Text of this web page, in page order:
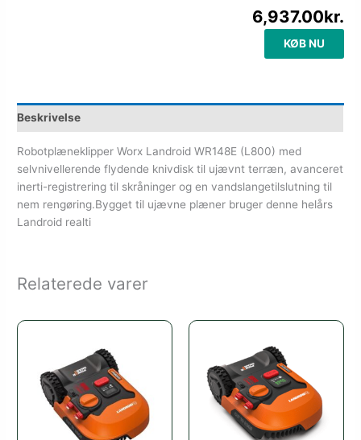
6,937.00kr.
KØB NU
Beskrivelse
Robotplæneklipper Worx Landroid WR148E (L800) med
selvnivellerende flydende knivdisk til ujævnt terræn, avanceret
inerti-registrering til skråninger og en vandslangetilslutning til
nem rengøring.Bygget til ujævne plæner bruger denne helårs
Landroid realti
Relaterede varer